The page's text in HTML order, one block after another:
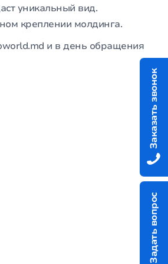
уникальный вид.
креплении молдинга.
и в день обращения
Задать вопрос
Заказать звонок